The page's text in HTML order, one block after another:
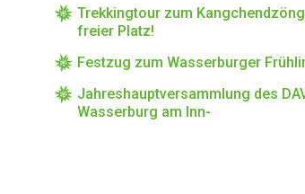
Trekkingtour zum
freier Platz!
Festzug zum Wasserburger
Jahreshauptversammlung des
Wasserburg am Inn-